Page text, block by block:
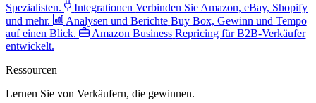
Spezialisten.
Integrationen Verbinden Sie Amazon, eBay, Shopify
und mehr.
Analysen und Berichte Buy Box, Gewinn und Tempo
auf einen Blick.
Amazon Business Repricing für B2B-Verkäufer
entwickelt.
Ressourcen
Lernen Sie von Verkäufern, die gewinnen.